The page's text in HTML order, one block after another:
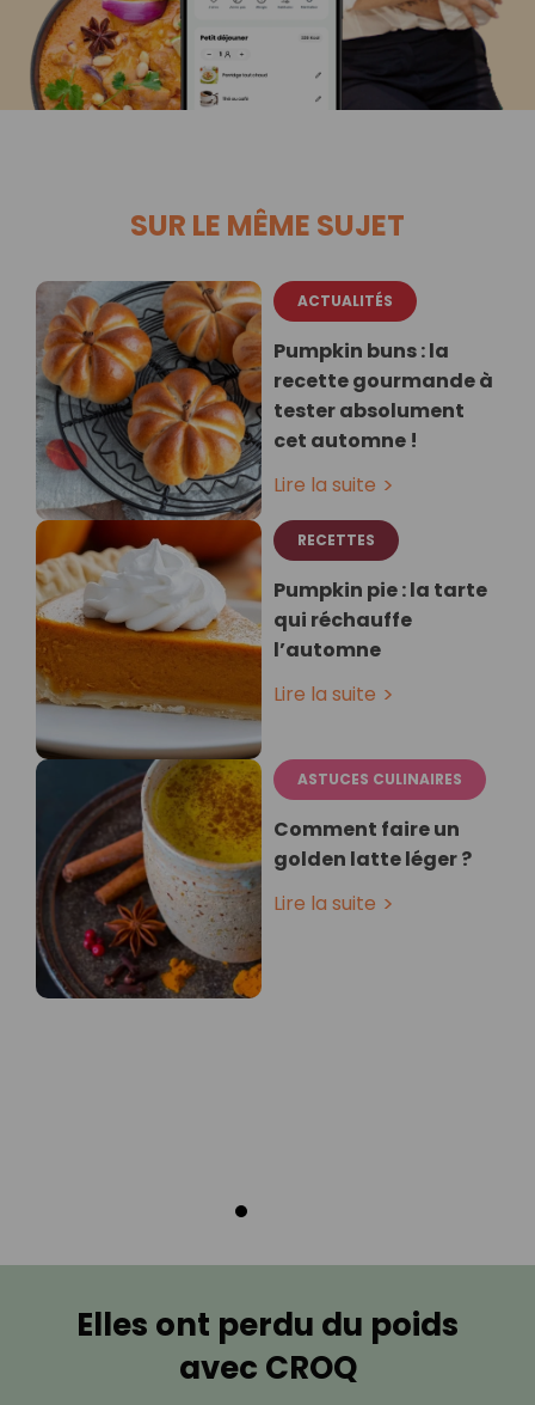
SUR LE MÊME SUJET
ACTUALITÉS
Pumpkin buns : la
recette gourmande à
tester absolument
cet automne !
Lire la suite
RECETTES
Pumpkin pie : la tarte
qui réchauffe
l’automne
Lire la suite
ASTUCES CULINAIRES
Comment faire un
golden latte léger ?
Lire la suite
Elles ont perdu du poids
avec CROQ